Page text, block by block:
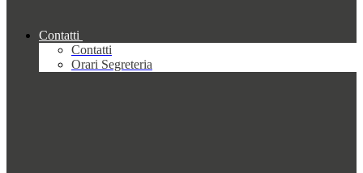
Contatti
Contatti
Orari Segreteria